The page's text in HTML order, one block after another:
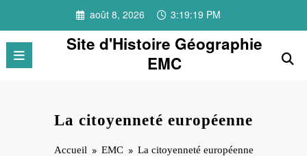
contenu
août 8, 2026 3:19:19 PM
Site d'Histoire Géographie
EMC
La citoyenneté européenne
Accueil EMC La citoyenneté européenne